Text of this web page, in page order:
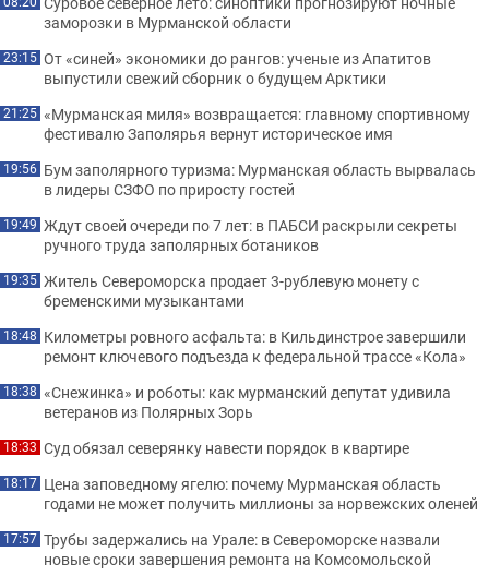
заморозки в Мурманской области
23:15 От «синей» экономики до рангов: ученые из Апатитов
выпустили свежий сборник о будущем Арктики
21:25 «Мурманская миля» возвращается: главному спортивному
фестивалю Заполярья вернут историческое имя
19:56 Бум заполярного туризма: Мурманская область вырвалась
в лидеры СЗФО по приросту гостей
19:49 Ждут своей очереди по 7 лет: в ПАБСИ раскрыли секреты
ручного труда заполярных ботаников
19:35 Житель Североморска продает 3-рублевую монету с
бременскими музыкантами
18:48 Километры ровного асфальта: в Кильдинстрое завершили
ремонт ключевого подъезда к федеральной трассе «Кола»
18:38 «Снежинка» и роботы: как мурманский депутат удивила
ветеранов из Полярных Зорь
18:33 Суд обязал северянку навести порядок в квартире
18:17 Цена заповедному ягелю: почему Мурманская область
годами не может получить миллионы за норвежских оленей
17:57 Трубы задержались на Урале: в Североморске назвали
новые сроки завершения ремонта на Комсомольской